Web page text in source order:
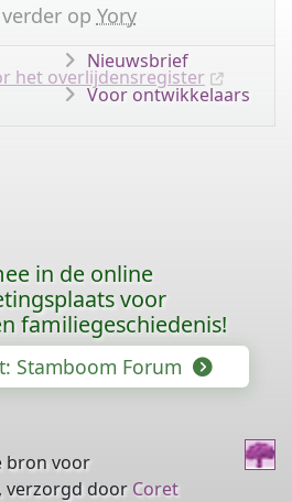
op Yory
het overlijdensregister
Nieuwsbrief
Voor ontwikkelaars
in de online
voor
familiegeschiedenis!
Stamboom Forum
bron voor
verzorgd door Coret